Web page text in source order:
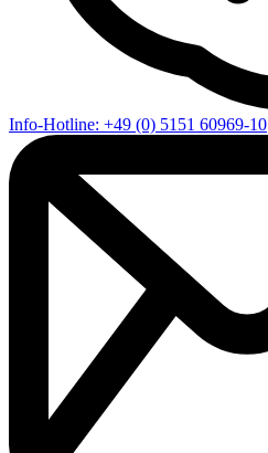
Info-Hotline: +49 (0) 5151 60969-10